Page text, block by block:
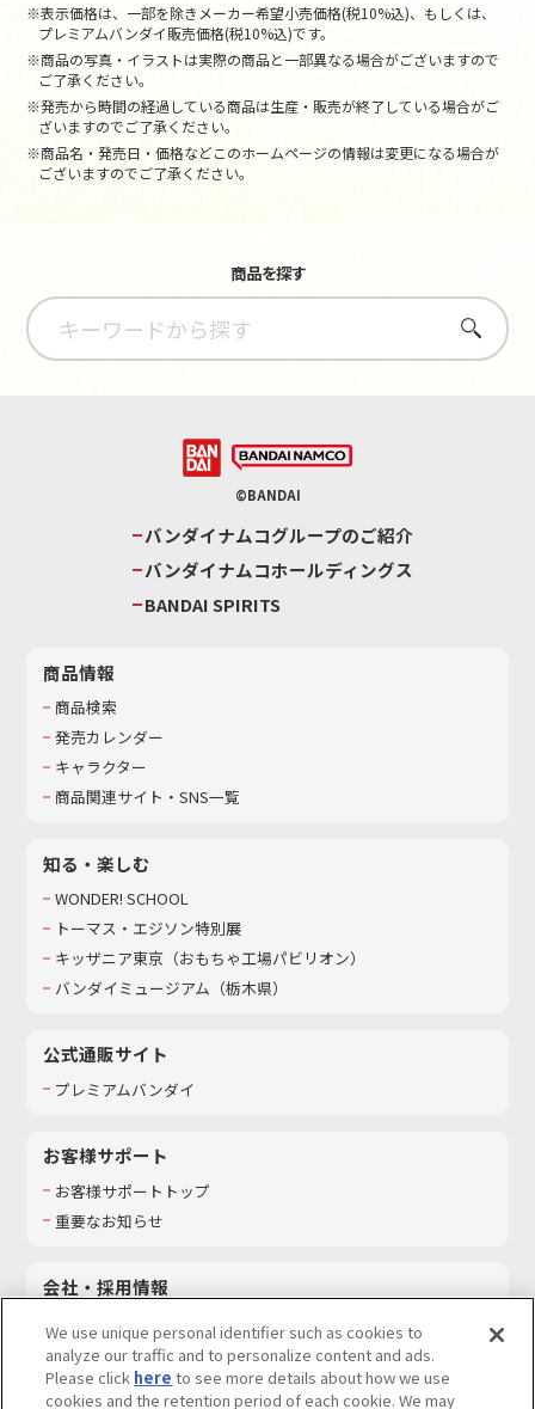
※表示価格は、一部を除きメーカー希望小売価格(税10%込)、もしくは、
プレミアムバンダイ販売価格(税10%込)です。
※商品の写真・イラストは実際の商品と一部異なる場合がございますので
ご了承ください。
※発売から時間の経過している商品は生産・販売が終了している場合がご
ざいますのでご了承ください。
※商品名・発売日・価格などこのホームページの情報は変更になる場合が
ございますのでご了承ください。
商品を探す
さがす
©BANDAI
バンダイナムコグループのご紹介
バンダイナムコホールディングス
BANDAI SPIRITS
商品情報
商品検索
発売カレンダー
キャラクター
商品関連サイト・SNS一覧
知る・楽しむ
WONDER! SCHOOL
トーマス・エジソン特別展
キッザニア東京（おもちゃ工場パビリオン）​
バンダイミュージアム（栃木県）
公式通販サイト
プレミアムバンダイ
お客様サポート
お客様サポートトップ
重要なお知らせ
会社・採用情報
採用情報
サステナビリティ
We use unique personal identifier such as cookies to
analyze our traffic and to personalize content and ads.
Please click here to see more details about how we use
cookies and the retention period of each cookie. We may